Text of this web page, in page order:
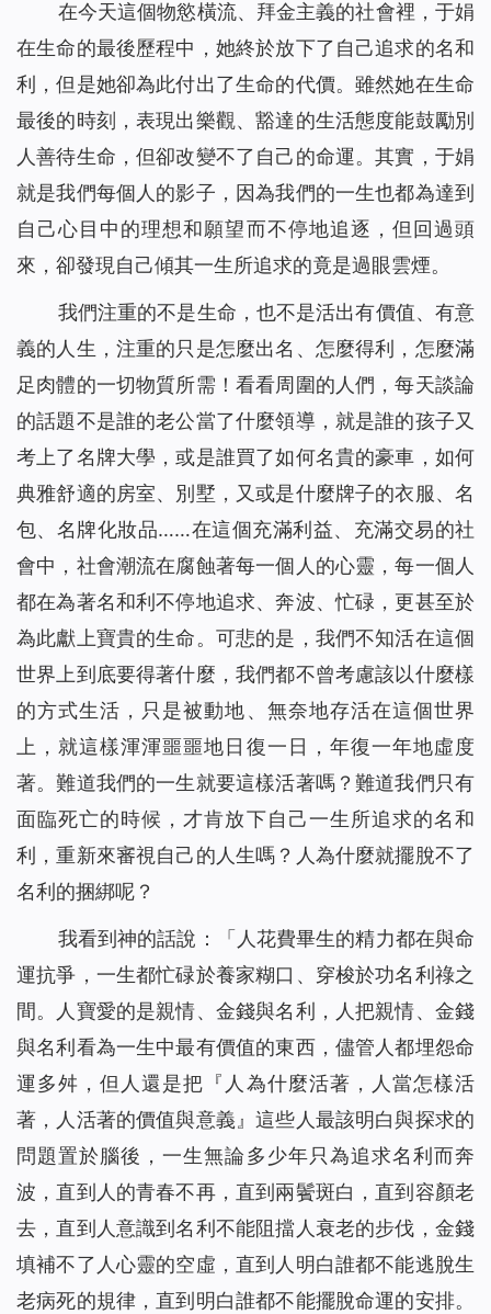
在今天這個物慾橫流、拜金主義的社會裡，于娟
在生命的最後歷程中，她終於放下了自己追求的名和
利，但是她卻為此付出了生命的代價。雖然她在生命
最後的時刻，表現出樂觀、豁達的生活態度能鼓勵別
人善待生命，但卻改變不了自己的命運。其實，于娟
就是我們每個人的影子，因為我們的一生也都為達到
自己心目中的理想和願望而不停地追逐，但回過頭
來，卻發現自己傾其一生所追求的竟是過眼雲煙。
我們注重的不是生命，也不是活出有價值、有意
義的人生，注重的只是怎麼出名、怎麼得利，怎麼滿
足肉體的一切物質所需！看看周圍的人們，每天談論
的話題不是誰的老公當了什麼領導，就是誰的孩子又
考上了名牌大學，或是誰買了如何名貴的豪車，如何
典雅舒適的房室、別墅，又或是什麼牌子的衣服、名
包、名牌化妝品……在這個充滿利益、充滿交易的社
會中，社會潮流在腐蝕著每一個人的心靈，每一個人
都在為著名和利不停地追求、奔波、忙碌，更甚至於
為此獻上寶貴的生命。可悲的是，我們不知活在這個
世界上到底要得著什麼，我們都不曾考慮該以什麼樣
的方式生活，只是被動地、無奈地存活在這個世界
上，就這樣渾渾噩噩地日復一日，年復一年地虛度
著。難道我們的一生就要這樣活著嗎？難道我們只有
面臨死亡的時候，才肯放下自己一生所追求的名和
利，重新來審視自己的人生嗎？人為什麼就擺脫不了
名利的捆綁呢？
我看到神的話說：「 人花費畢生的精力都在與命
運抗爭，一生都忙碌於養家糊口、穿梭於功名利祿之
間。人寶愛的是親情、金錢與名利，人把親情、金錢
與名利看為一生中最有價值的東西，儘管人都埋怨命
運多舛，但人還是把『人為什麼活著，人當怎樣活
著，人活著的價值與意義』這些人最該明白與探求的
問題置於腦後，一生無論多少年只為追求名利而奔
波，直到人的青春不再，直到兩鬢斑白，直到容顏老
去，直到人意識到名利不能阻擋人衰老的步伐，金錢
填補不了人心靈的空虛，直到人明白誰都不能逃脫生
老病死的規律，直到明白誰都不能擺脫命運的安排。